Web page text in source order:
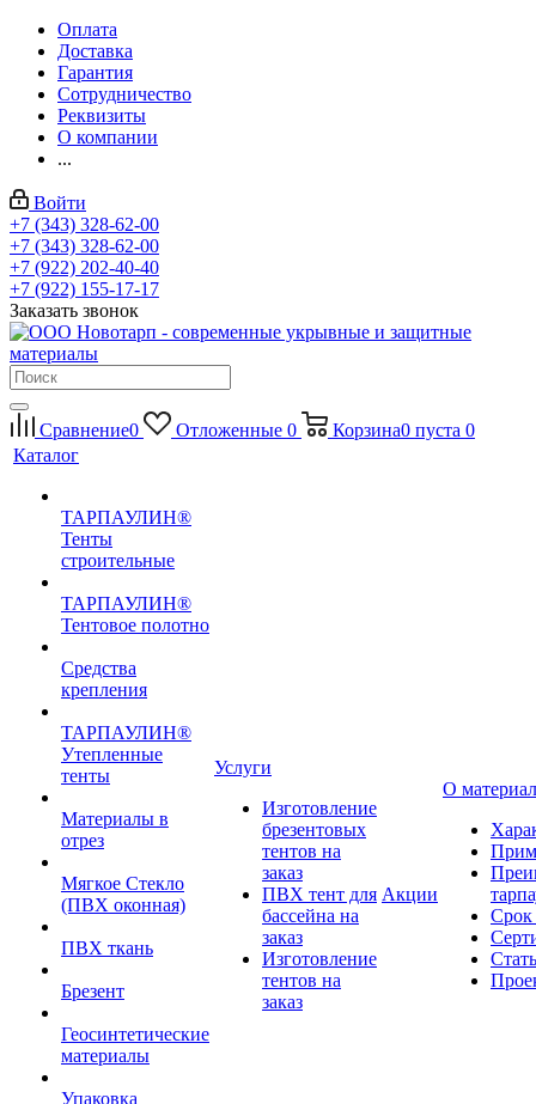
Оплата
Доставка
Гарантия
Сотрудничество
Реквизиты
О компании
...
Войти
+7 (343) 328-62-00
+7 (343) 328-62-00
+7 (922) 202-40-40
+7 (922) 155-17-17
Заказать звонок
Сравнение0 Отложенные 0 Корзина0 пуста 0
Каталог
ТАРПАУЛИН®
Тенты
строительные
ТАРПАУЛИН®
Тентовое полотно
Средства
крепления
ТАРПАУЛИН®
Утепленные
тенты
Материалы в
отрез
Мягкое Стекло
(ПВХ оконная)
ПВХ ткань
Брезент
Геосинтетические
материалы
Упаковка
Услуги
Изготовление
брезентовых
тентов на
заказ
ПВХ тент для
бассейна на
заказ
Изготовление
тентов на
заказ
Акции
О